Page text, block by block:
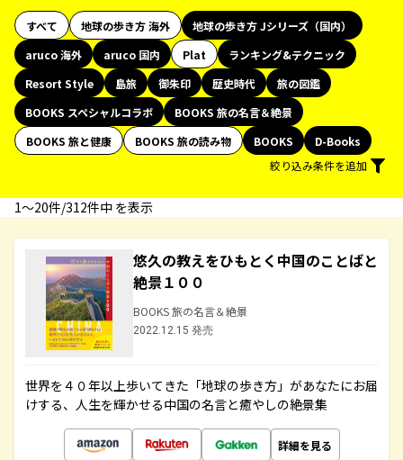
すべて 地球の歩き方 海外
地球の歩き方 Jシリーズ（国内）
aruco 海外
aruco 国内 Plat
ランキング&テクニック
Resort Style
島旅 御朱印 歴史時代
旅の図鑑
BOOKS スペシャルコラボ
BOOKS 旅の名言＆絶景
BOOKS 旅と健康
BOOKS 旅の読み物 BOOKS
D-Books
絞り込み条件を追加
1〜20件/312件中 を表示
悠久の教えをひもとく中国のことばと
絶景１００
BOOKS 旅の名言＆絶景
2022.12.15 発売
世界を４０年以上歩いてきた「地球の歩き方」があなたにお届
けする、人生を輝かせる中国の名言と癒やしの絶景集
詳細を見る